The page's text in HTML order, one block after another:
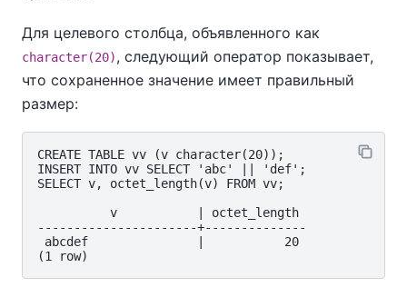
Для целевого столбца, объявленного как
character(20), следующий оператор показывает,
что сохраненное значение имеет правильный
размер:
CREATE TABLE vv (v character(20));
INSERT INTO vv SELECT 'abc' || 'def';
SELECT v, octet_length(v) FROM vv;
          v           | octet_length
----------------------+--------------
abcdef               |           20